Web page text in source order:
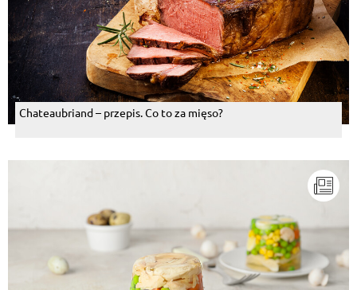
Chateaubriand – przepis. Co to za mięso?